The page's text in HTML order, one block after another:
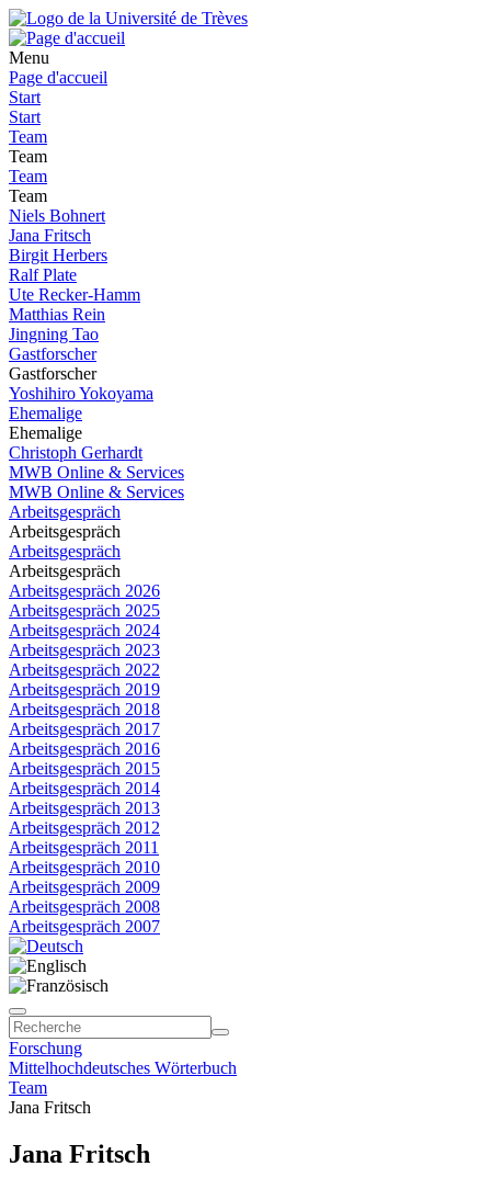
Menu
Page d'accueil
Start
Start
Team
Team
Team
Team
Niels Bohnert
Jana Fritsch
Birgit Herbers
Ralf Plate
Ute Recker-Hamm
Matthias Rein
Jingning Tao
Gastforscher
Gastforscher
Yoshihiro Yokoyama
Ehemalige
Ehemalige
Christoph Gerhardt
MWB Online & Services
MWB Online & Services
Arbeitsgespräch
Arbeitsgespräch
Arbeitsgespräch
Arbeitsgespräch
Arbeitsgespräch 2026
Arbeitsgespräch 2025
Arbeitsgespräch 2024
Arbeitsgespräch 2023
Arbeitsgespräch 2022
Arbeitsgespräch 2019
Arbeitsgespräch 2018
Arbeitsgespräch 2017
Arbeitsgespräch 2016
Arbeitsgespräch 2015
Arbeitsgespräch 2014
Arbeitsgespräch 2013
Arbeitsgespräch 2012
Arbeitsgespräch 2011
Arbeitsgespräch 2010
Arbeitsgespräch 2009
Arbeitsgespräch 2008
Arbeitsgespräch 2007
Forschung
Mittelhochdeutsches Wörterbuch
Team
Jana Fritsch
Jana Fritsch